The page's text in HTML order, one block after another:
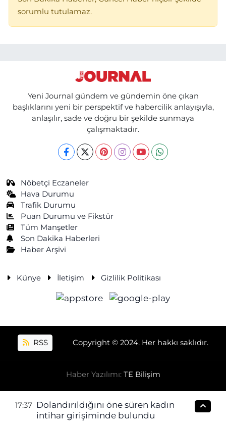
sorumlu tutulamaz.
Yeni Journal gündem ve gündemin öne çıkan
başlıklarını yeni bir perspektif ve habercilik anlayışıyla,
anlaşılır, sade ve doğru bir şekilde sunmaya
çalışmaktadır.
Nöbetçi Eczaneler
Hava Durumu
Trafik Durumu
Puan Durumu ve Fikstür
Tüm Manşetler
Son Dakika Haberleri
Haber Arşivi
Künye İletişim Gizlilik Politikası
RSS Copyright © 2024. Her hakkı saklıdır.
Haber Yazılımı: TE Bilişim
17:37
Dolandırıldığını öne süren kadın
intihar girişiminde bulundu